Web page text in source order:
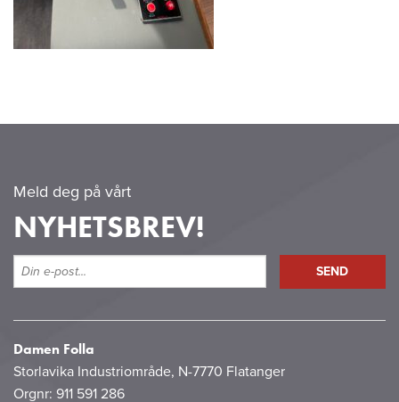
Meld deg på vårt
NYHETSBREV!
Damen Folla
Storlavika Industriområde, N-7770 Flatanger
Orgnr: 911 591 286